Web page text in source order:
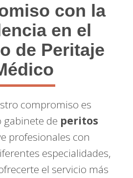
con la
en el
de Peritaje
compromiso es
de peritos
profesionales con
especialidades,
el servicio más